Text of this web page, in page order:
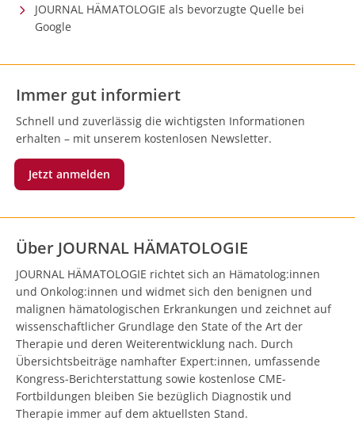
JOURNAL HÄMATOLOGIE als bevorzugte Quelle bei
Google
Immer gut informiert
Schnell und zuverlässig die wichtigsten Informationen
erhalten – mit unserem kostenlosen Newsletter.
Jetzt anmelden
Über JOURNAL HÄMATOLOGIE
JOURNAL HÄMATOLOGIE richtet sich an Hämatolog:innen
und Onkolog:innen und widmet sich den benignen und
malignen hämatologischen Erkrankungen und zeichnet auf
wissenschaftlicher Grundlage den State of the Art der
Therapie und deren Weiterentwicklung nach. Durch
Übersichtsbeiträge namhafter Expert:innen, umfassende
Kongress-Berichterstattung sowie kostenlose CME-
Fortbildungen bleiben Sie bezüglich Diagnostik und
Therapie immer auf dem aktuellsten Stand.